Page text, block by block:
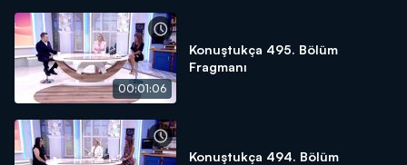
00:01:06
Konuştukça 495. Bölüm
Fragmanı
Konuştukça 494. Bölüm